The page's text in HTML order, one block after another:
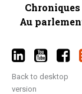
Chroniques
Au
Back to desktop
version